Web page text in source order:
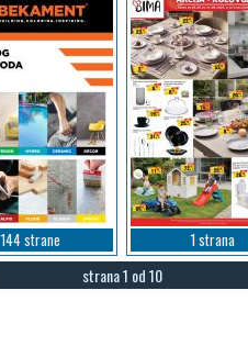
144 strane 1 strana
strana 1 od 10